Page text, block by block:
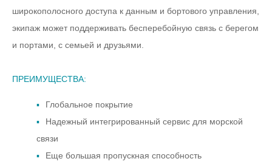
широкополосного доступа к данным и бортового управления,
экипаж может поддерживать бесперебойную связь с берегом
и портами, с семьей и друзьями.
ПРЕИМУЩЕСТВА:
Глобальное покрытие
Надежный интегрированный сервис для морской
связи
Еще большая пропускная способность